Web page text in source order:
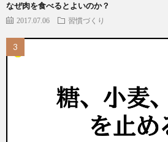
なぜ肉を食べるとよいのか？
2017.07.06 習慣づくり